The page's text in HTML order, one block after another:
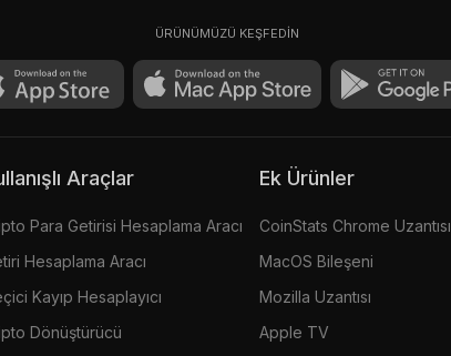
ÜRÜNÜMÜZÜ KEŞFEDİN
Araçlar
Para Getirisi Hesaplama Aracı
Hesaplama Aracı
Kayıp Hesaplayıcı
Dönüştürücü
Ek Ürünler
CoinStats Chrome Uzantısı
MacOS Bileşeni
Mozilla Uzantısı
Apple TV